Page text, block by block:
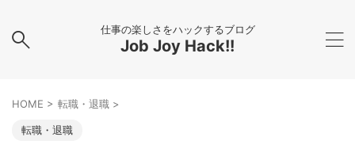
仕事の楽しさをハックするブログ
Job Joy Hack!!
HOME > 転職・退職 >
転職・退職